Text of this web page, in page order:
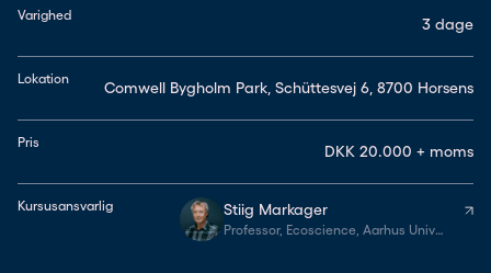
Varighed
3 dage
Lokation
Comwell Bygholm Park, Schüttesvej 6, 8700 Horsens
Pris
DKK 20.000 + moms
Kursusansvarlig Stiig Markager
Professor, Ecoscience, Aarhus Universitet